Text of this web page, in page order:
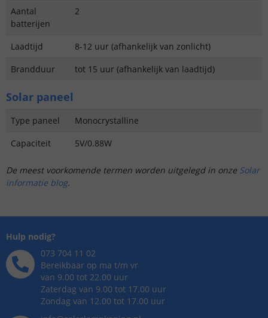
Aantal
batterijen
2
Laadtijd
8-12 uur (afhankelijk van zonlicht)
Brandduur
tot 15 uur (afhankelijk van laadtijd)
Solar paneel
Type paneel
Monocrystalline
Capaciteit
5V/0.88W
De meest voorkomende termen worden uitgelegd in onze Solar
informatie blog.
Hulp nodig?
073 704 11 02
Bereikbaar op ma t/m vr
van 9.00 tot 22.00 uur
Zaterdag van 9.00 tot 17.00 uur
Zondag van 12.00 tot 17.00 uur